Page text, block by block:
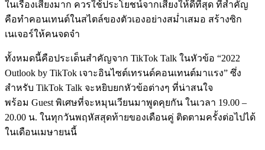
ในเรื่องเสียงมาก ควรใช้ประโยชน์จากเสียงให้ดีที่สุด ที่สำคัญ
คือทำคอนเทนต์ในสไตล์ของตัวเองอย่างสม่ำเสมอ สร้างซิก
เนเจอร์ให้คนจดจำ
ทั้งหมดนี้คือประเด็นสำคัญจาก TikTok Talk ในหัวข้อ “2022
Outlook by TikTok เจาะอินไซต์เทรนด์คอนเทนต์มาแรง” ซึ่ง
สำหรับ TikTok Talk จะหยิบยกหัวข้อต่างๆ ที่น่าสนใจ
พร้อม Guest พิเศษที่จะหมุนเวียนมาพูดคุยกัน ในเวลา 19.00 –
20.00 น. ในทุกวันพฤหัสสุดท้ายของเดือนคู่ ติดตามครั้งต่อไปได้
ในเดือนเมษายนนี้